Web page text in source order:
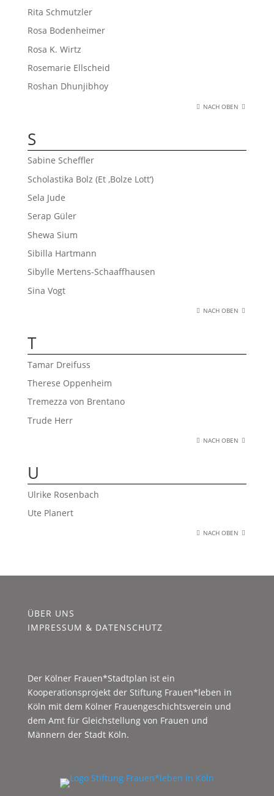
Rita Schmutzler
Rosa Bodenheimer
Rosa K. Wirtz
Rosemarie Ellscheid
Roshan Dhunjibhoy
NACH OBEN
S
Sabine Scheffler
Scholastika Bolz (Et ‚Bolze Lott‘)
Sela Jude
Serap Güler
Shewa Sium
Sibilla Hartmann
Sibylle Mertens-Schaaffhausen
Sina Vogt
NACH OBEN
T
Tamar Dreifuss
Therese Oppenheim
Tremezza von Brentano
Trude Herr
NACH OBEN
U
Ulrike Rosenbach
Ute Planert
NACH OBEN
ÜBER UNS
IMPRESSUM & DATENSCHUTZ
Der Kölner Frauen*Stadtplan ist ein
Kooperationsprojekt der Stiftung Frauen*leben in
Köln mit dem Kölner Frauengeschichtsverein und
dem Amt für Gleichstellung von Frauen und
Männern der Stadt Köln.